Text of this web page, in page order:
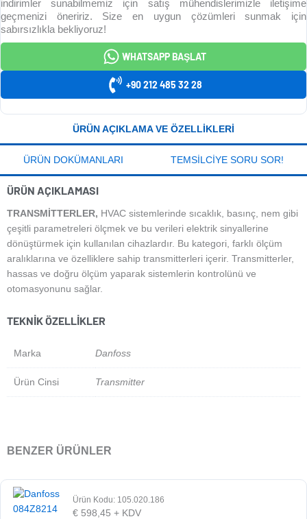
indirimler sunabilmemiz için satış mühendislerimizle iletişime
geçmenizi öneririz. Size en uygun çözümleri sunmak için
sabırsızlıkla bekliyoruz!
WHATSAPP BAŞLAT
+90 212 485 32 28
ÜRÜN AÇIKLAMA VE ÖZELLIKLERI
ÜRÜN DOKÜMANLARI TEMSILCIYE SORU SOR!
ÜRÜN AÇIKLAMASI
TRANSMITTERLER, HVAC sistemlerinde sıcaklık, basınç, nem gibi
çeşitli parametreleri ölçmek ve bu verileri elektrik sinyallerine
dönüştürmek için kullanılan cihazlardır. Bu kategori, farklı ölçüm
aralıklarına ve özelliklere sahip transmitterleri içerir. Transmitterler,
hassas ve doğru ölçüm yaparak sistemlerin kontrolünü ve
otomasyonunu sağlar.
TEKNIK ÖZELLIKLER
Marka Danfoss
Ürün Cinsi Transmitter
BENZER ÜRÜNLER
Ürün Kodu: 105.020.186
€ 598,45 + KDV